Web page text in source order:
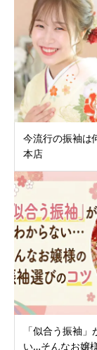
今流行の振袖は
本店
「似合う振袖
い…そんなお嬢